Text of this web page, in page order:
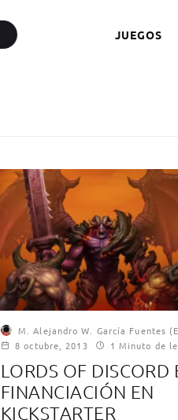
JUEGOS
M. Alejandro W. García Fuentes
8 octubre, 2013
1 Minuto de
LORDS OF DISCORD
FINANCIACIÓN EN
KICKSTARTER